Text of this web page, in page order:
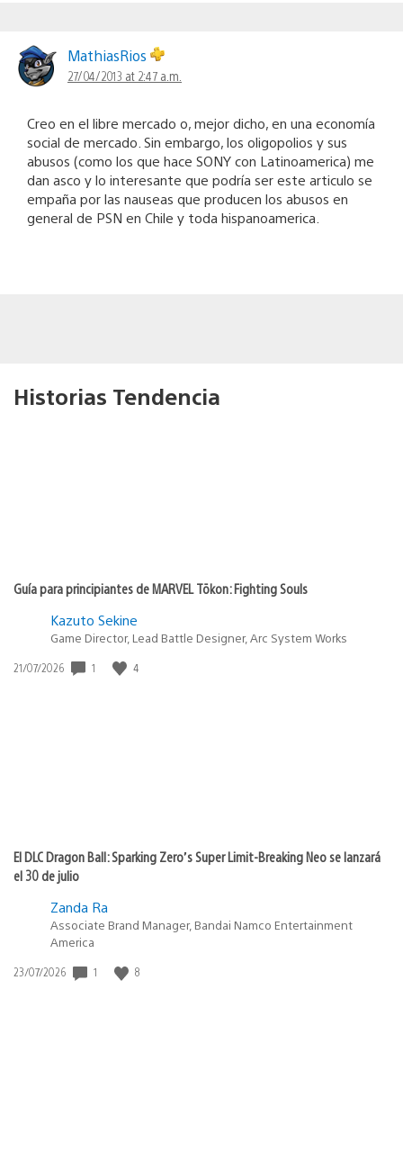
MathiasRios
27/04/2013 at 2:47 a.m.
Creo en el libre mercado o, mejor dicho, en una economía
social de mercado. Sin embargo, los oligopolios y sus
abusos (como los que hace SONY con Latinoamerica) me
dan asco y lo interesante que podría ser este articulo se
empaña por las nauseas que producen los abusos en
general de PSN en Chile y toda hispanoamerica.
Historias Tendencia
Guía para principiantes de MARVEL Tōkon: Fighting Souls
Kazuto Sekine
Game Director, Lead Battle Designer, Arc System Works
Fecha
21/07/2026 1 4
El DLC Dragon Ball: Sparking Zero’s Super Limit-Breaking Neo se lanzará
el 30 de julio
Zanda Ra
Associate Brand Manager, Bandai Namco Entertainment
America
Fecha
23/07/2026 1 8